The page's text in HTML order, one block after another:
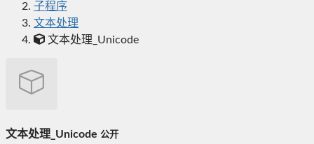
子程序
文本处理
文本处理_Unicode
文本处理_Unicode 公开